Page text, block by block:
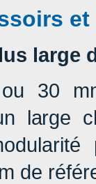
et
large
30
large
de